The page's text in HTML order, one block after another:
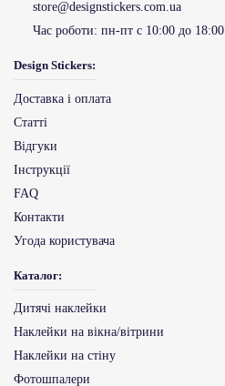
store@designstickers.com.ua
Час роботи: пн-пт с 10:00 до 18:00
Design Stickers:
Доставка і оплата
Статті
Відгуки
Інструкції
FAQ
Контакти
Угода користувача
Каталог:
Дитячі наклейки
Наклейки на вікна/вітрини
Наклейки на стіну
Фотошпалери